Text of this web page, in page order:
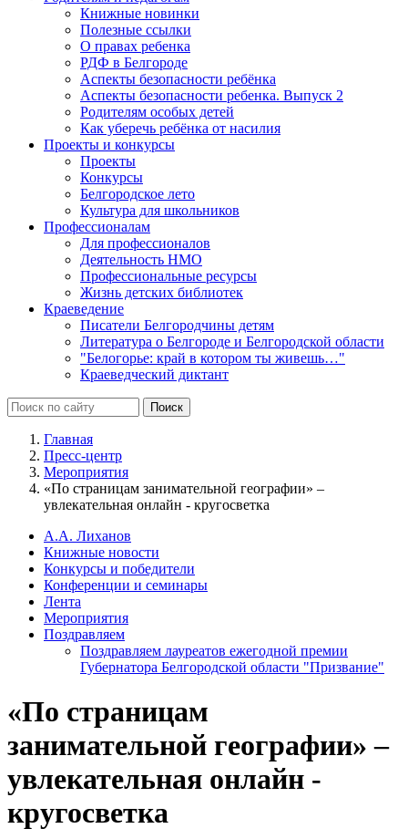
Книжные новинки
Полезные ссылки
О правах ребенка
РДФ в Белгороде
Аспекты безопасности ребёнка
Аспекты безопасности ребенка. Выпуск 2
Родителям особых детей
Как уберечь ребёнка от насилия
Проекты и конкурсы
Проекты
Конкурсы
Белгородское лето
Культура для школьников
Профессионалам
Для профессионалов
Деятельность НМО
Профессиональные ресурсы
Жизнь детских библиотек
Краеведение
Писатели Белгородчины детям
Литература о Белгороде и Белгородской области
"Белогорье: край в котором ты живешь…"
Краеведческий диктант
Главная
Пресс-центр
Мероприятия
«По страницам занимательной географии» –
увлекательная онлайн - кругосветка
А.А. Лиханов
Книжные новости
Конкурсы и победители
Конференции и семинары
Лента
Мероприятия
Поздравляем
Поздравляем лауреатов ежегодной премии
Губернатора Белгородской области "Призвание"
«По страницам
занимательной географии» –
увлекательная онлайн -
кругосветка